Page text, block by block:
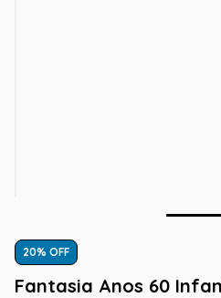
20% OFF
Fantasia Anos 60